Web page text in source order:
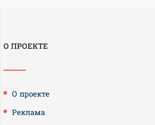
О ПРОЕКТЕ
О проекте
Реклама